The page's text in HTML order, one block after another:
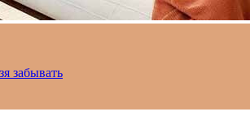
забывать